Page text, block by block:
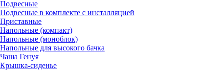
Подвесные
Подвесные в комплекте с инсталляцией
Приставные
Напольные (компакт)
Напольные (моноблок)
Напольные для высокого бачка
Чаша Генуя
Крышка-сиденье